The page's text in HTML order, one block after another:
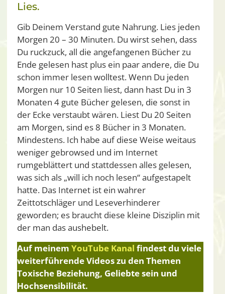
Lies.
Gib Deinem Verstand gute Nahrung. Lies jeden
Morgen 20 – 30 Minuten. Du wirst sehen, dass
Du ruckzuck, all die angefangenen Bücher zu
Ende gelesen hast plus ein paar andere, die Du
schon immer lesen wolltest. Wenn Du jeden
Morgen nur 10 Seiten liest, dann hast Du in 3
Monaten 4 gute Bücher gelesen, die sonst in
der Ecke verstaubt wären. Liest Du 20 Seiten
am Morgen, sind es 8 Bücher in 3 Monaten.
Mindestens. Ich habe auf diese Weise weitaus
weniger gebrowsed und im Internet
rumgeblättert und stattdessen alles gelesen,
was sich als „will ich noch lesen“ aufgestapelt
hatte. Das Internet ist ein wahrer
Zeittotschläger und Leseverhinderer
geworden; es braucht diese kleine Disziplin mit
der man das aushebelt.
Auf meinemYouTube Kanal findest du viele
weiterführende Videos zu den Themen
Toxische Beziehung, Geliebte sein und
Hochsensibilität.